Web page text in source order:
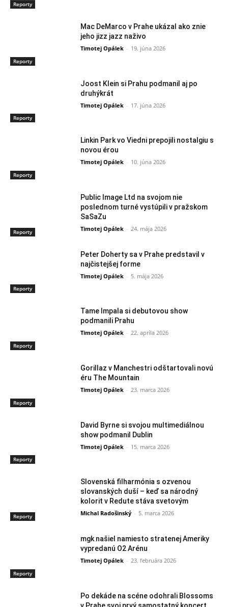
Reporty
Reporty
Mac DeMarco v Prahe ukázal ako znie
jeho jizz jazz naživo
Timotej Opálek - 19. júna 2026
Reporty
Joost Klein si Prahu podmanil aj po
druhýkrát
Timotej Opálek - 17. júna 2026
Reporty
Linkin Park vo Viedni prepojili nostalgiu s
novou érou
Timotej Opálek - 10. júna 2026
Reporty
Public Image Ltd na svojom nie
poslednom turné vystúpili v pražskom
SaSaZu
Timotej Opálek - 24. mája 2026
Reporty
Peter Doherty sa v Prahe predstavil v
najčistejšej forme
Timotej Opálek - 5. mája 2026
Reporty
Tame Impala si debutovou show
podmanili Prahu
Timotej Opálek - 22. apríla 2026
Reporty
Gorillaz v Manchestri odštartovali novú
éru The Mountain
Timotej Opálek - 23. marca 2026
Reporty
David Byrne si svojou multimediálnou
show podmanil Dublin
Timotej Opálek - 15. marca 2026
Reporty
Slovenská filharmónia s ozvenou
slovanských duší – keď sa národný
kolorit v Redute stáva svetovým
Michal Radošinský - 5. marca 2026
Reporty
mgk našiel namiesto stratenej Ameriky
vypredanú O2 Arénu
Timotej Opálek - 23. februára 2026
Po dekáde na scéne odohrali Blossoms
v Prahe svoj prvý samostatný koncert